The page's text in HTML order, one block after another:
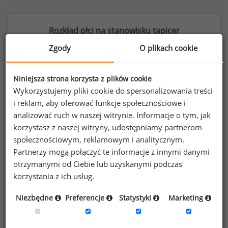
Rozkład płci na stanowisku tapicer
10%
Kobiety
7
90%
Mężczyźni
66
Zgody O plikach cookie
Niniejsza strona korzysta z plików cookie
Wykorzystujemy pliki cookie do spersonalizowania treści
i reklam, aby oferować funkcje społecznościowe i
analizować ruch w naszej witrynie. Informacje o tym, jak
korzystasz z naszej witryny, udostępniamy partnerom
społecznościowym, reklamowym i analitycznym.
Partnerzy mogą połączyć te informacje z innymi danymi
otrzymanymi od Ciebie lub uzyskanymi podczas
korzystania z ich usług.
Niezbędne Preferencje Statystyki Marketing